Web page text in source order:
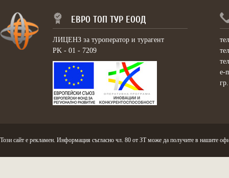
ЕВРО ТОП ТУР ЕООД
ЛИЦЕНЗ за туроператор и турагент
PK - 01 - 7209
e-
Този сайт е рекламен. Информация съгласно чл. 80 от ЗТ може да получите в нашите